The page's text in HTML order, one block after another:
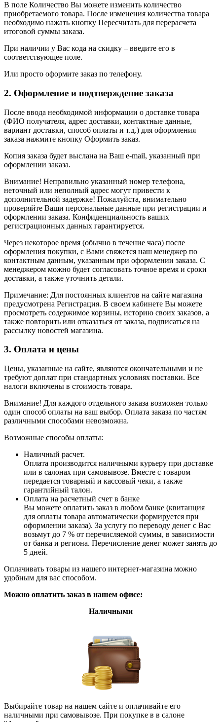
В поле Количество Вы можете изменить количество
приобретаемого товара. После изменения количества товара
необходимо нажать кнопку Пересчитать для перерасчета
итоговой суммы заказа.
При наличии у Вас кода на скидку – введите его в
соответствующее поле.
Или просто оформите заказ по телефону.
2. Оформление и подтверждение заказа
После ввода необходимой информации о доставке товара
(ФИО получателя, адрес доставки, контактные данные,
вариант доставки, способ оплаты и т.д.) для оформления
заказа нажмите кнопку Оформить заказ.
Копия заказа будет выслана на Ваш e-mail, указанный при
оформлении заказа.
Внимание! Неправильно указанный номер телефона,
неточный или неполный адрес могут привести к
дополнительной задержке! Пожалуйста, внимательно
проверяйте Ваши персональные данные при регистрации и
оформлении заказа. Конфиденциальность ваших
регистрационных данных гарантируется.
Через некоторое время (обычно в течение часа) после
оформления покупки, с Вами свяжется наш менеджер по
контактным данным, указанным при оформлении заказа. С
менеджером можно будет согласовать точное время и сроки
доставки, а также уточнить детали.
Примечание: Для постоянных клиентов на сайте магазина
предусмотрена Регистрация. В своем кабинете Вы можете
просмотреть содержимое корзины, историю своих заказов, а
также повторить или отказаться от заказа, подписаться на
рассылку новостей магазина.
3. Оплата и цены
Цены, указанные на сайте, являются окончательными и не
требуют доплат при стандартных условиях поставки. Все
налоги включены в стоимость товара.
Внимание! Для каждого отдельного заказа возможен только
один способ оплаты на ваш выбор. Оплата заказа по частям
различными способами невозможна.
Возможные способы оплаты:
Наличный расчет.
Оплата производится наличными курьеру при доставке
или в салонах при самовывозе. Вместе с товаром
передается товарный и кассовый чеки, а также
гарантийный талон.
Оплата на расчетный счет в банке
Вы можете оплатить заказ в любом банке (квитанция
для оплаты товара автоматически формируется при
оформлении заказа). За услугу по переводу денег с Вас
возьмут до 7 % от перечисляемой суммы, в зависимости
от банка и региона. Перечисление денег может занять до
5 дней.
Оплачивать товары из нашего интернет-магазина можно
удобным для вас способом.
Можно оплатить заказ в нашем офисе:
Наличными
Выбирайте товар на нашем сайте и оплачивайте его
наличными при самовывозе. При покупке в в салоне